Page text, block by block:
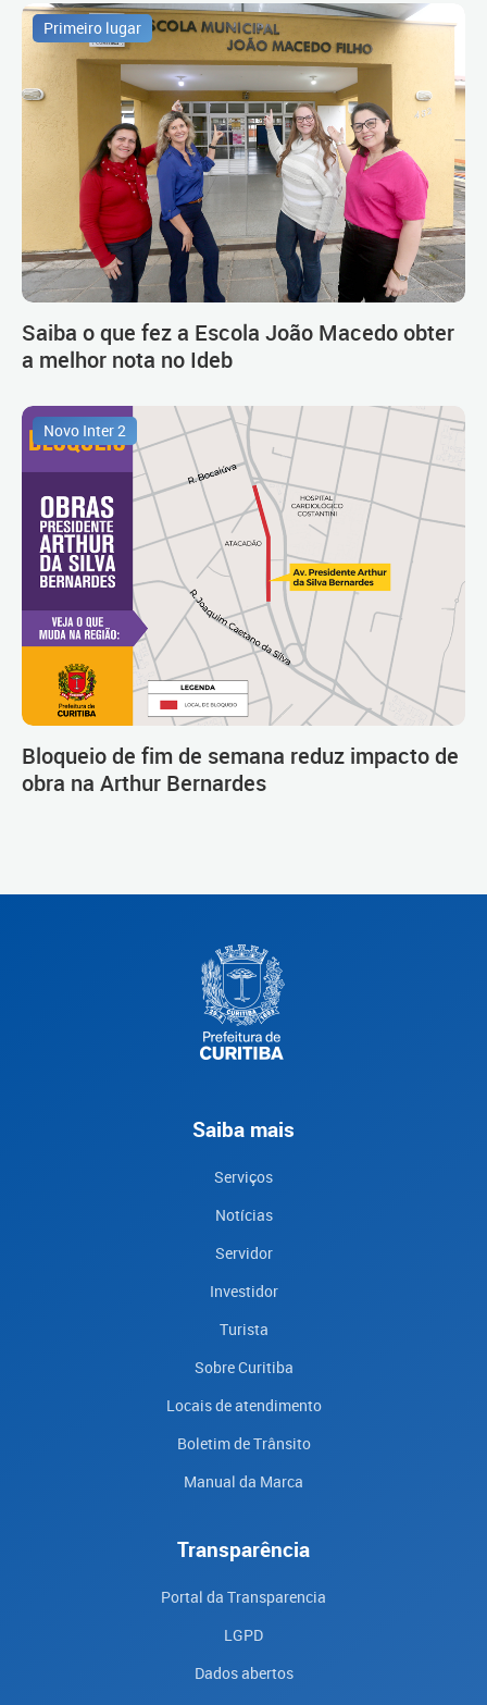
Primeiro lugar
Saiba o que fez a Escola João Macedo obter
a melhor nota no Ideb
Novo Inter 2
Bloqueio de fim de semana reduz impacto de
obra na Arthur Bernardes
Saiba mais
Serviços
Notícias
Servidor
Investidor
Turista
Sobre Curitiba
Locais de atendimento
Boletim de Trânsito
Manual da Marca
Transparência
Portal da Transparencia
LGPD
Dados abertos